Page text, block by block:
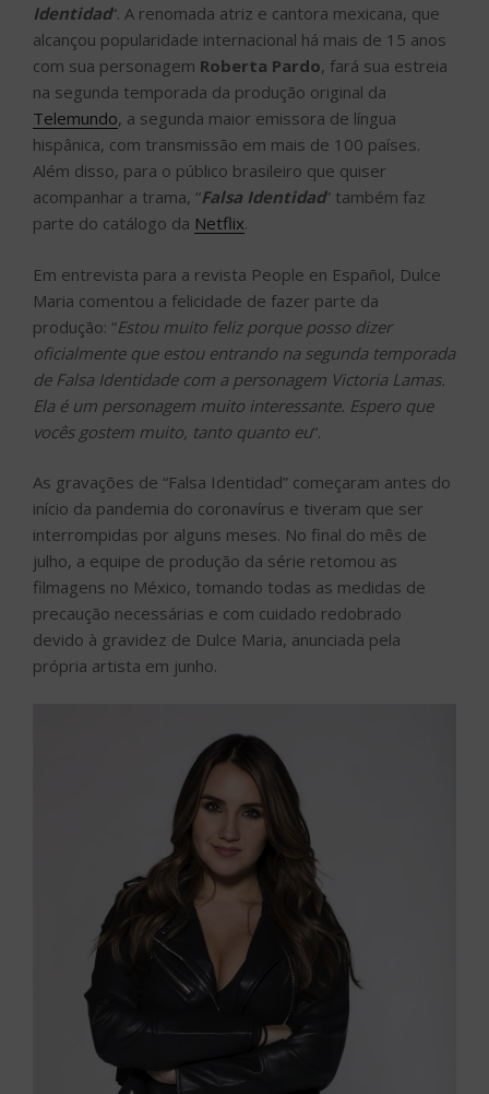
Identidad“. A renomada atriz e cantora mexicana, que
alcançou popularidade internacional há mais de 15 anos
com sua personagem Roberta Pardo, fará sua estreia
na segunda temporada da produção original da
Telemundo, a segunda maior emissora de língua
hispânica, com transmissão em mais de 100 países.
Além disso, para o público brasileiro que quiser
acompanhar a trama, “Falsa Identidad” também faz
parte do catálogo da Netflix.
Em entrevista para a revista People en Español, Dulce
Maria comentou a felicidade de fazer parte da
produção: “Estou muito feliz porque posso dizer
oficialmente que estou entrando na segunda temporada
de Falsa Identidade com a personagem Victoria Lamas.
Ela é um personagem muito interessante. Espero que
vocês gostem muito, tanto quanto eu“.
As gravações de “Falsa Identidad” começaram antes do
início da pandemia do coronavírus e tiveram que ser
interrompidas por alguns meses. No final do mês de
julho, a equipe de produção da série retomou as
filmagens no México, tomando todas as medidas de
precaução necessárias e com cuidado redobrado
devido à gravidez de Dulce Maria, anunciada pela
própria artista em junho.